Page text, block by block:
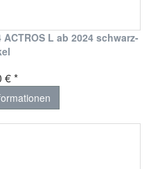
L ab 2024 schwarz-
€ *